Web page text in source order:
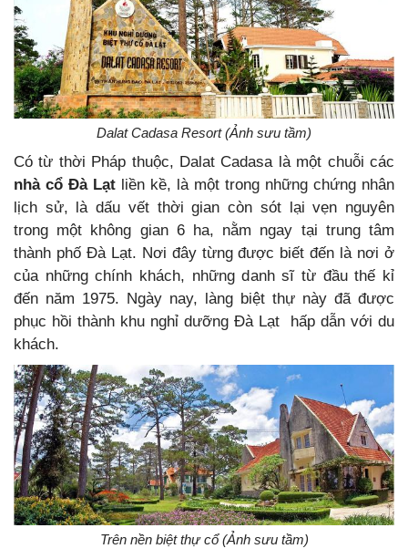
Dalat Cadasa Resort (Ảnh sưu tầm)
Có từ thời Pháp thuộc, Dalat Cadasa là một chuỗi các
nhà cổ Đà Lạt liền kề, là một trong những chứng nhân
lịch sử, là dấu vết thời gian còn sót lại vẹn nguyên
trong một không gian 6 ha, nằm ngay tại trung tâm
thành phố Đà Lạt. Nơi đây từng được biết đến là nơi ở
của những chính khách, những danh sĩ từ đầu thế kỉ
đến năm 1975. Ngày nay, làng biệt thự này đã được
phục hồi thành khu nghỉ dưỡng Đà Lạt hấp dẫn với du
khách.
Trên nền biệt thự cổ (Ảnh sưu tầm)